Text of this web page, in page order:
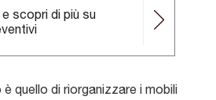
scopri di più su
quello di riorganizzare i mobili